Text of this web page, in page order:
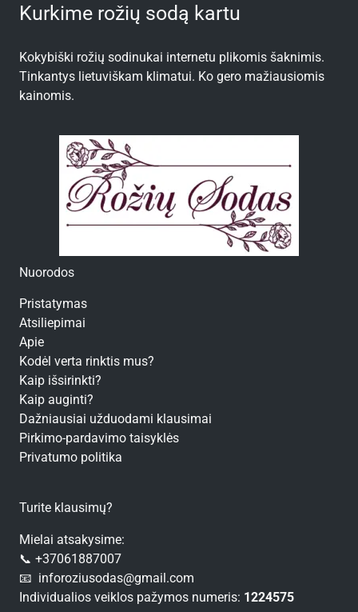
Kurkime rožių sodą kartu
Kokybiški rožių sodinukai internetu plikomis šaknimis.
Tinkantys lietuviškam klimatui. Ko gero mažiausiomis
kainomis.
Nuorodos
Pristatymas
Atsiliepimai
Apie
Kodėl verta rinktis mus?
Kaip išsirinkti?
Kaip auginti?
Dažniausiai užduodami klausimai
Pirkimo-pardavimo taisyklės
Privatumo politika
Turite klausimų?
Mielai atsakysime:
📞 +37061887007
📧 inforoziusodas@gmail.com
Individualios veiklos pažymos numeris: 1224575